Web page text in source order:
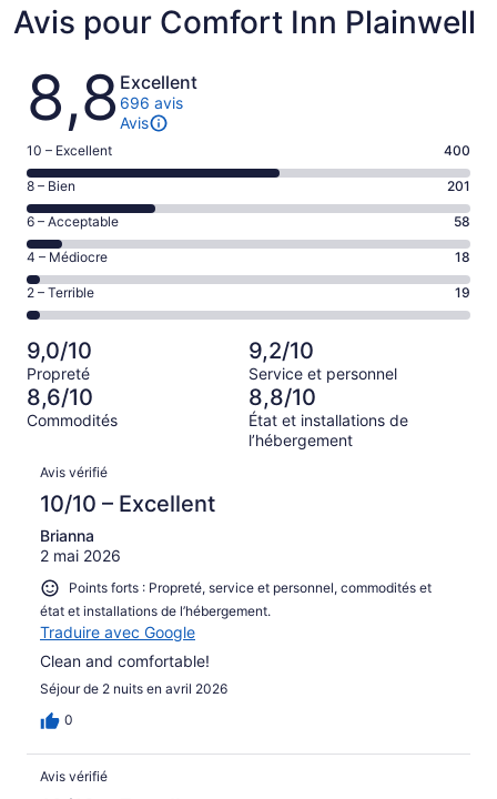
Avis pour Comfort Inn Plainwell
Avis
8,8 Excellent
696 avis
Avis
Note
de 10
–
Excellent,
d’après
400 avis
sur 696.
10 – Excellent 400
Note
de 8
–
Bien,
d’après
201 avis
sur 696.
8 – Bien 201
Note
de 6
–
Acceptable,
d’après
sur 696.
6 – Acceptable 58
Note
de 4
–
Médiocre,
d’après
18 avis
sur 696.
4 – Médiocre 18
Note
de 2
–
Terrible,
d’après
19 avis
sur 696.
2 – Terrible 19
9,0/10
Propreté
9,2/10
Service et personnel
8,6/10
Commodités
8,8/10
État et installations de
l’hébergement
Avis
Avis vérifié
10/10 – Excellent
Brianna
2 mai 2026
Points forts : Propreté, service et personnel, commodités et
état et installations de l’hébergement.
Traduire avec Google
Clean and comfortable!
Séjour de 2 nuits en avril 2026
0
Avis vérifié